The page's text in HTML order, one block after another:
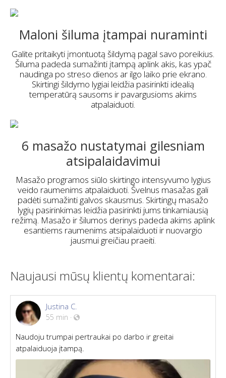
Maloni šiluma įtampai nuraminti
Galite pritaikyti įmontuotą šildymą pagal savo poreikius.
Šiluma padeda sumažinti įtampą aplink akis, kas ypač
naudinga po streso dienos ar ilgo laiko prie ekrano.
Skirtingi šildymo lygiai leidžia pasirinkti idealią
temperatūrą sausoms ir pavargusioms akims
atpalaiduoti.
6 masažo nustatymai gilesniam
atsipalaidavimui
Masažo programos siūlo skirtingo intensyvumo lygius
veido raumenims atpalaiduoti. Švelnus masažas gali
padėti sumažinti galvos skausmus. Skirtingų masažo
lygių pasirinkimas leidžia pasirinkti jums tinkamiausią
režimą. Masažo ir šilumos derinys padeda akims aplink
esantiems raumenims atsipalaiduoti ir nuovargio
jausmui greičiau praeiti.
Naujausi mūsų klientų komentarai:
Justina C.
55 min ·
Naudoju trumpai pertraukai po darbo ir greitai
atpalaiduoja įtampą.